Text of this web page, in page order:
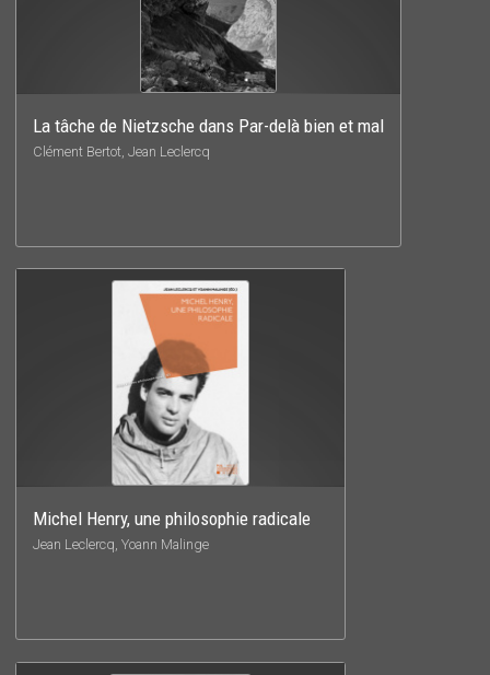
La tâche de Nietzsche dans Par-delà bien et mal
Clément Bertot, Jean Leclercq
Michel Henry, une philosophie radicale
Jean Leclercq, Yoann Malinge